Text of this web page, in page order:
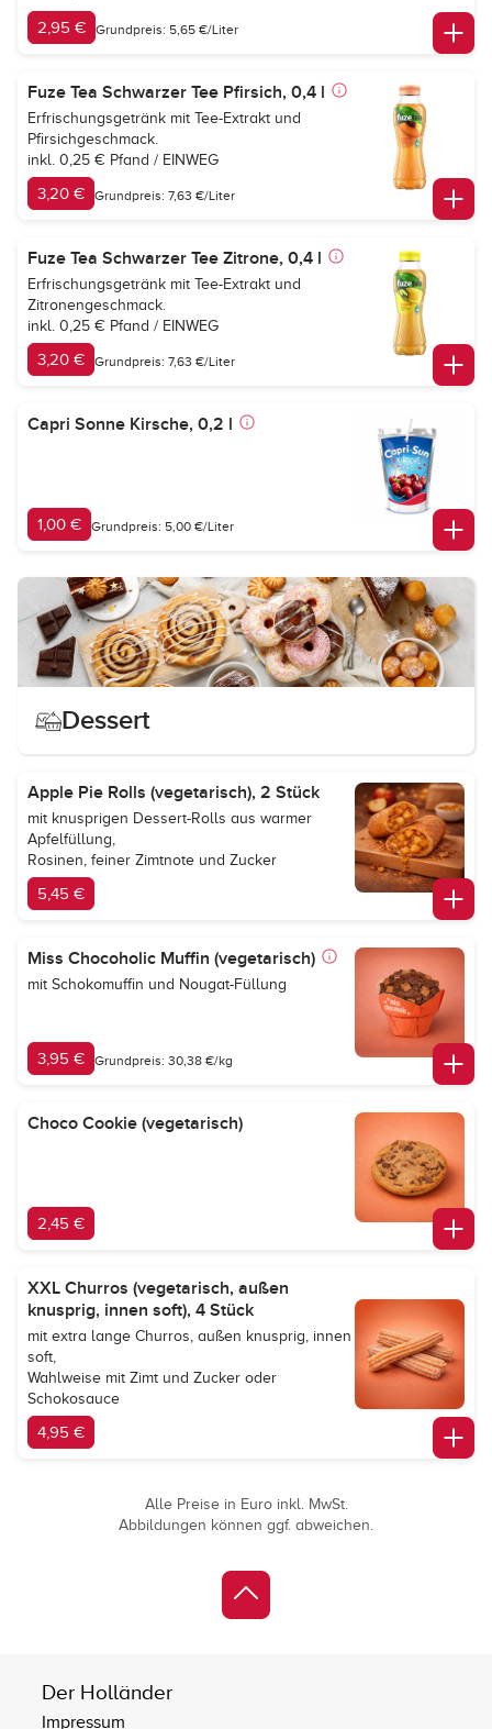
2,95 € Grundpreis: 5,65 €/Liter
Fuze Tea Schwarzer Tee Pfirsich, 0,4 l
Erfrischungsgetränk mit Tee-Extrakt und
Pfirsichgeschmack.
inkl. 0,25 € Pfand / EINWEG
3,20 € Grundpreis: 7,63 €/Liter
Fuze Tea Schwarzer Tee Zitrone, 0,4 l
Erfrischungsgetränk mit Tee-Extrakt und
Zitronengeschmack.
inkl. 0,25 € Pfand / EINWEG
3,20 € Grundpreis: 7,63 €/Liter
Capri Sonne Kirsche, 0,2 l
1,00 € Grundpreis: 5,00 €/Liter
Dessert
Apple Pie Rolls (vegetarisch), 2 Stück
mit knusprigen Dessert-Rolls aus warmer
Apfelfüllung,
Rosinen, feiner Zimtnote und Zucker
5,45 €
Miss Chocoholic Muffin (vegetarisch)
mit Schokomuffin und Nougat-Füllung
3,95 € Grundpreis: 30,38 €/kg
Choco Cookie (vegetarisch)
2,45 €
XXL Churros (vegetarisch, außen
knusprig, innen soft), 4 Stück
mit extra lange Churros, außen knusprig, innen
soft,
Wahlweise mit Zimt und Zucker oder
Schokosauce
4,95 €
Alle Preise in Euro inkl. MwSt.
Abbildungen können ggf. abweichen.
Der Holländer
Impressum